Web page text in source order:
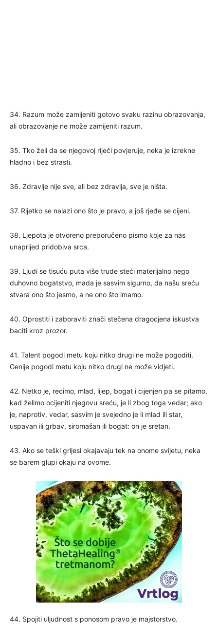
34. Razum može zamijeniti gotovo svaku razinu obrazovanja,
ali obrazovanje ne može zamijeniti razum.
35. Tko želi da se njegovoj riječi povjeruje, neka je izrekne
hladno i bez strasti.
36. Zdravlje nije sve, ali bez zdravlja, sve je ništa.
37. Rijetko se nalazi ono što je pravo, a još rjeđe se cijeni.
38. Ljepota je otvoreno preporučeno pismo koje za nas
unaprijed pridobiva srca.
39. Ljudi se tisuću puta više trude steći materijalno nego
duhovno bogatstvo, mada je sasvim sigurno, da našu sreću
stvara ono što jesmo, a ne ono što imamo.
40. Oprostiti i zaboraviti znači stečena dragocjena iskustva
baciti kroz prozor.
41. Talent pogodi metu koju nitko drugi ne može pogoditi.
Genije pogodi metu koju nitko drugi ne može vidjeti.
42. Netko je, recimo, mlad, lijep, bogat i cijenjen pa se pitamo,
kad želimo ocijeniti njegovu sreću, je li zbog toga vedar; ako
je, naprotiv, vedar, sasvim je svejedno je li mlad ili star,
uspavan ili grbav, siromašan ili bogat: on je sretan.
43. Ako se teški grijesi okajavaju tek na onome svijetu, neka
se barem glupi okaju na ovome.
44. Spojiti uljudnost s ponosom pravo je majstorstvo.